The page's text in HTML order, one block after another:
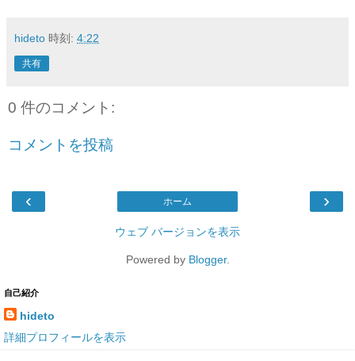
hideto 時刻: 4:22
共有
0 件のコメント:
コメントを投稿
‹ ›
ホーム
ウェブ バージョンを表示
Powered by Blogger.
自己紹介
hideto
詳細プロフィールを表示